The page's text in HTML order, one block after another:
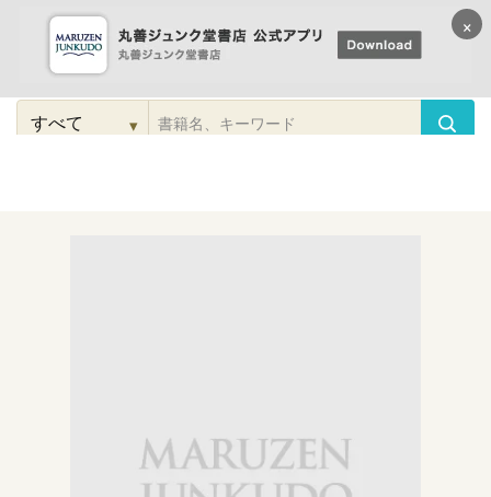
コンテンツに
進む
検
▾
×